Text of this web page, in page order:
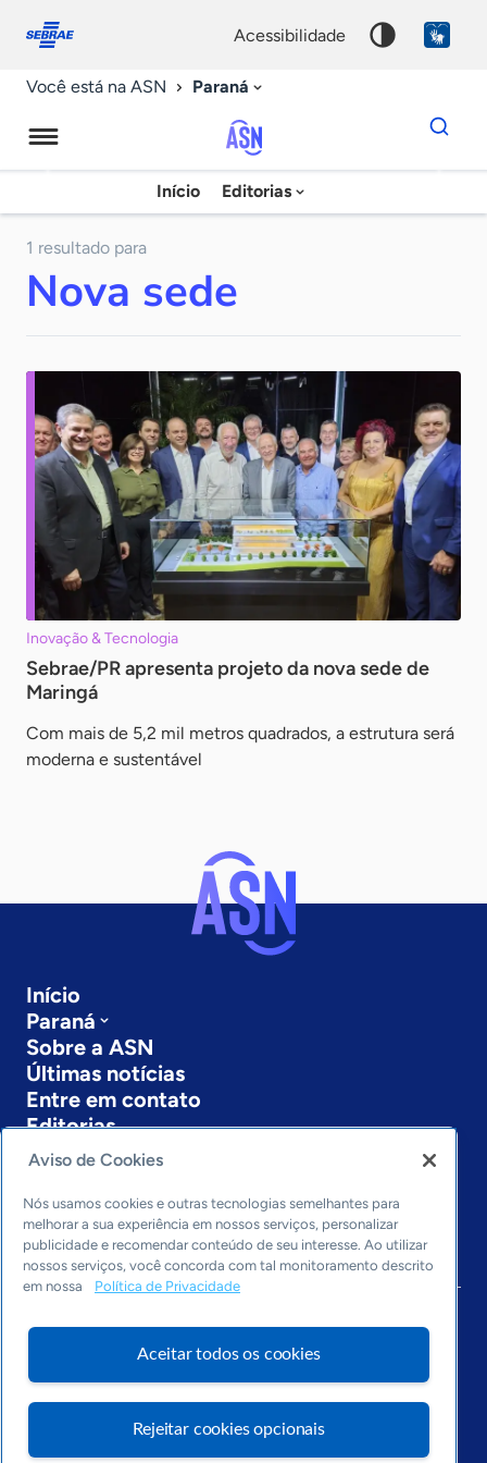
conosco
acessibilidade
Você está na ASN Paraná
Agência
Sebrae
Notícias
Início Editorias
Dados
para
chave
1 resultado para
Nova sede
Inovação & Tecnologia
Sebrae/PR apresenta projeto da nova sede de
Maringá
Com mais de 5,2 mil metros quadrados, a estrutura será
moderna e sustentável
Início
Paraná
Sobre a ASN
Últimas notícias
Entre em contato
Editorias
Economia & Política
Inovação & Tecnologia
Cultura empreendedora
Dados
Arquivo
Aviso de Cookies
Nós usamos cookies e outras tecnologias semelhantes para
melhorar a sua experiência em nossos serviços, personalizar
publicidade e recomendar conteúdo de seu interesse. Ao utilizar
nossos serviços, você concorda com tal monitoramento descrito
em nossa
Política de Privacidade
Aceitar todos os cookies
Rejeitar cookies opcionais